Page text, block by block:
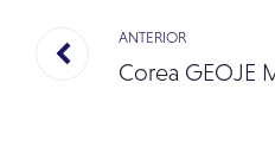
ANTERIOR
Corea GEOJE